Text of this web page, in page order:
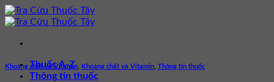
Bỏ
qua
dung
Thuốc A-Z
Thông tin thuốc
Khoáng chất và Vitamin Khoáng chất và Vitamin Thông tin thuốc